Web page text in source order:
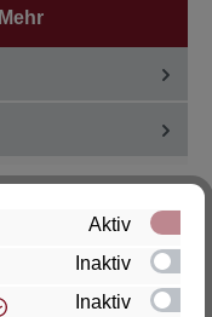
Mehr
Aktiv
Inaktiv
Inaktiv